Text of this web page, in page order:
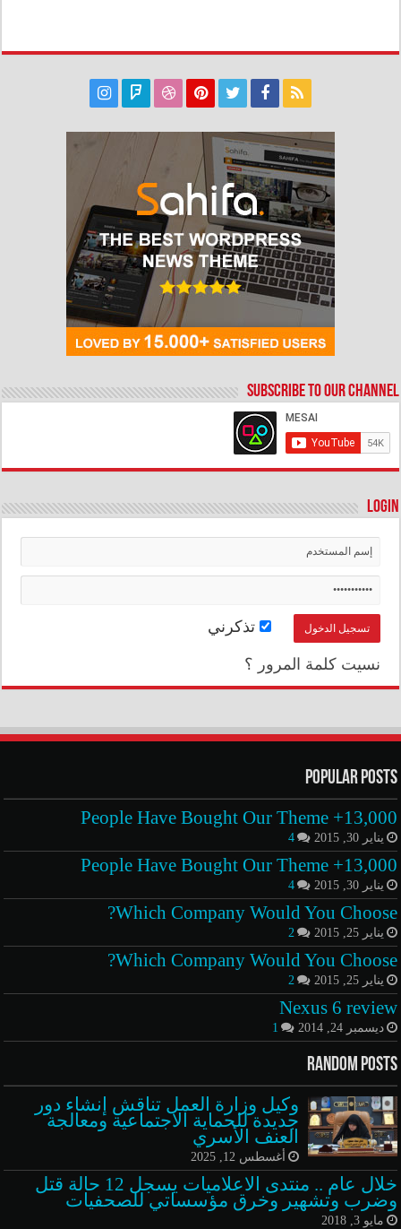
Subscribe to our Channel
Login
تذكرني
نسيت كلمة المرور ؟
Popular Posts
13,000+ People Have Bought Our Theme
يناير 30, 2015 4
13,000+ People Have Bought Our Theme
يناير 30, 2015 4
Which Company Would You Choose?
يناير 25, 2015 2
Which Company Would You Choose?
يناير 25, 2015 2
Nexus 6 review
ديسمبر 24, 2014 1
Random Posts
وكيل وزارة العمل تناقش إنشاء دور
جديدة للحماية الاجتماعية ومعالجة
العنف الأسري
أغسطس 12, 2025
خلال عام .. منتدى الاعلاميات يسجل 12 حالة قتل
وضرب وتشهير وخرق مؤسساتي للصحفيات
مايو 3, 2018